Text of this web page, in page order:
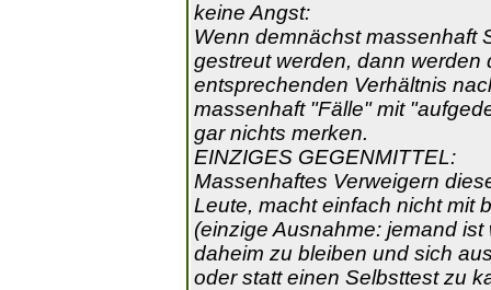
keine Angst:
Wenn demnächst massenhaft
gestreut werden, dann
entsprechenden Verhältnis
massenhaft "Fälle" mit
gar nichts merken.
EINZIGES GEGENMITTEL:
Massenhaftes Verweigern
Leute, macht einfach nicht mit
(einzige Ausnahme: jemand
daheim zu bleiben und sich
oder statt einen Selbsttest zu